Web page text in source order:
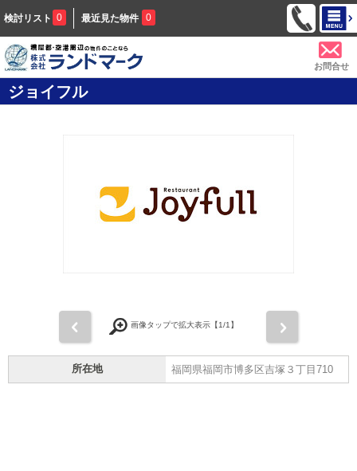
検討リスト 0 最近見た物件 0
お問合せ
ジョイフル
画像タップで拡大表示【1/1】
所在地 福岡県福岡市博多区吉塚３丁目710